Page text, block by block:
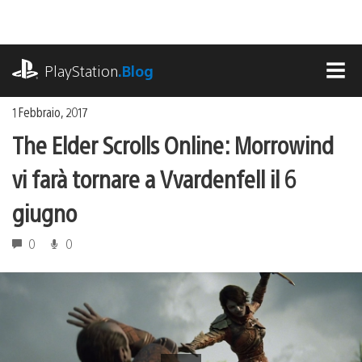
contenuto
PlayStation.Blog
1 Febbraio, 2017
The Elder Scrolls Online: Morrowind
vi farà tornare a Vvardenfell il 6
giugno
0 0